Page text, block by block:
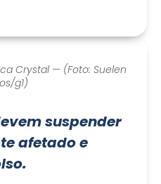
Crystal — (Foto: Suelen
g1)
suspender
afetado e